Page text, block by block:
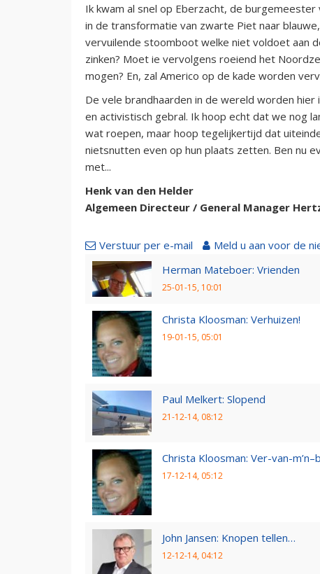
Ik kwam al snel op Eberzacht, de
in de transformatie van zwarte Piet naar
vervuilende stoomboot welke niet voldoet aan
zinken? Moet ie vervolgens roeiend het
mogen? En, zal Americo op de kade worden
De vele brandhaarden in de wereld worden
en activistisch gebral. Ik hoop echt dat we nog
wat roepen, maar hoop tegelijkertijd dat
nietsnutten even op hun plaats zetten. Ben nu
met...
Henk van den Helder
Algemeen Directeur / General Manager
Verstuur per e-mail Meld u aan voor de
Herman Mateboer: Vrienden
25-01-15, 10:01
Christa Kloosman: Verhuizen!
19-01-15, 05:01
Paul Melkert: Slopend
21-12-14, 08:12
Christa Kloosman: Ver-van-
17-12-14, 05:12
John Jansen: Knopen tellen…
12-12-14, 04:12